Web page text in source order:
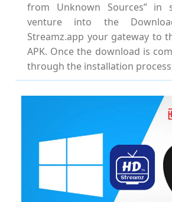
from Unknown Sources” in
venture into the
Streamz.app your gateway to
APK. Once the download is
through the installation